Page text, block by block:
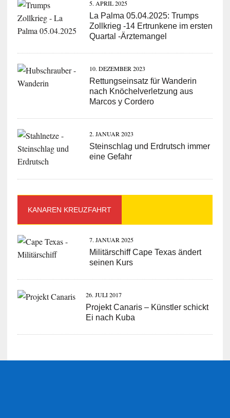
5. APRIL 2025
La Palma 05.04.2025: Trumps
Zollkrieg -14 Ertrunkene im ersten
Quartal -Ärztemangel
10. DEZEMBER 2023
Rettungseinsatz für Wanderin
nach Knöchelverletzung aus
Marcos y Cordero
2. JANUAR 2023
Steinschlag und Erdrutsch immer
eine Gefahr
KANAREN KREUZFAHRT
7. JANUAR 2025
Militärschiff Cape Texas ändert
seinen Kurs
26. JULI 2017
Projekt Canaris – Künstler schickt
Ei nach Kuba